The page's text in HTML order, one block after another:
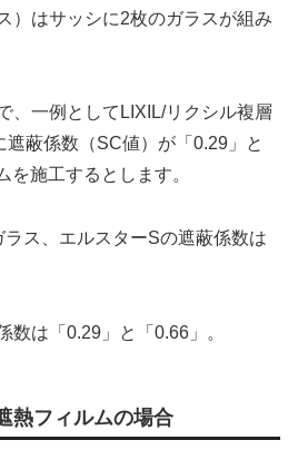
）はサッシに2枚のガラスが組み
、一例としてLIXIL/リクシル複層
遮蔽係数（SC値）が「0.29」と
を施工するとします。
ラス、エルスターSの遮蔽係数は
数は「0.29」と「0.66」。
熱フィルムの場合